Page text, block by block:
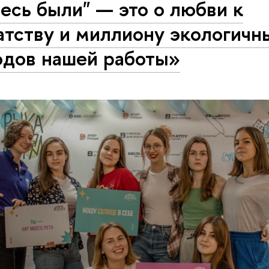
были" — это о любви к
и миллиону
нашей работы»